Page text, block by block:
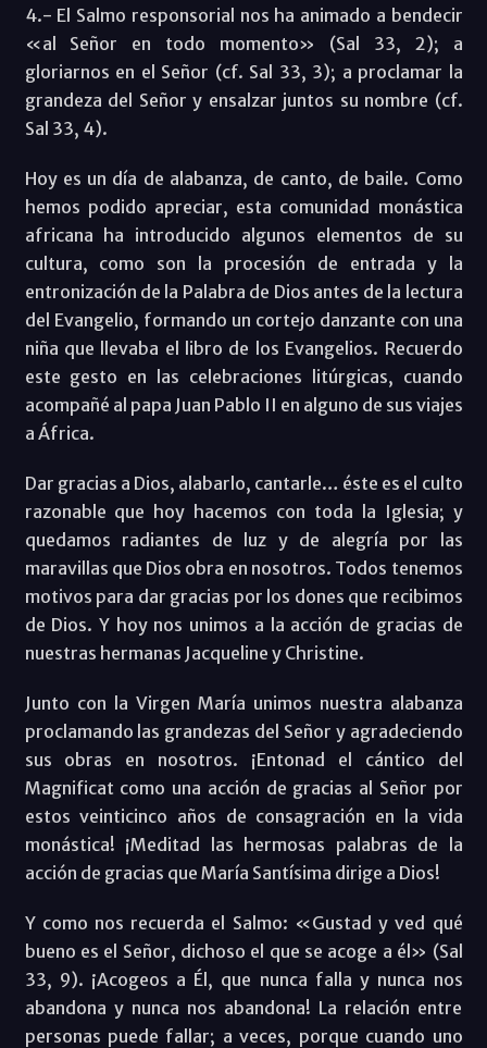
4.- El Salmo responsorial nos ha animado a bendecir
«al Señor en todo momento» (Sal 33, 2); a
gloriarnos en el Señor (cf. Sal 33, 3); a proclamar la
grandeza del Señor y ensalzar juntos su nombre (cf.
Sal 33, 4).
Hoy es un día de alabanza, de canto, de baile. Como
hemos podido apreciar, esta comunidad monástica
africana ha introducido algunos elementos de su
cultura, como son la procesión de entrada y la
entronización de la Palabra de Dios antes de la lectura
del Evangelio, formando un cortejo danzante con una
niña que llevaba el libro de los Evangelios. Recuerdo
este gesto en las celebraciones litúrgicas, cuando
acompañé al papa Juan Pablo II en alguno de sus viajes
a África.
Dar gracias a Dios, alabarlo, cantarle… éste es el culto
razonable que hoy hacemos con toda la Iglesia; y
quedamos radiantes de luz y de alegría por las
maravillas que Dios obra en nosotros. Todos tenemos
motivos para dar gracias por los dones que recibimos
de Dios. Y hoy nos unimos a la acción de gracias de
nuestras hermanas Jacqueline y Christine.
Junto con la Virgen María unimos nuestra alabanza
proclamando las grandezas del Señor y agradeciendo
sus obras en nosotros. ¡Entonad el cántico del
Magnificat como una acción de gracias al Señor por
estos veinticinco años de consagración en la vida
monástica! ¡Meditad las hermosas palabras de la
acción de gracias que María Santísima dirige a Dios!
Y como nos recuerda el Salmo: «Gustad y ved qué
bueno es el Señor, dichoso el que se acoge a él» (Sal
33, 9). ¡Acogeos a Él, que nunca falla y nunca nos
abandona y nunca nos abandona! La relación entre
personas puede fallar; a veces, porque cuando uno